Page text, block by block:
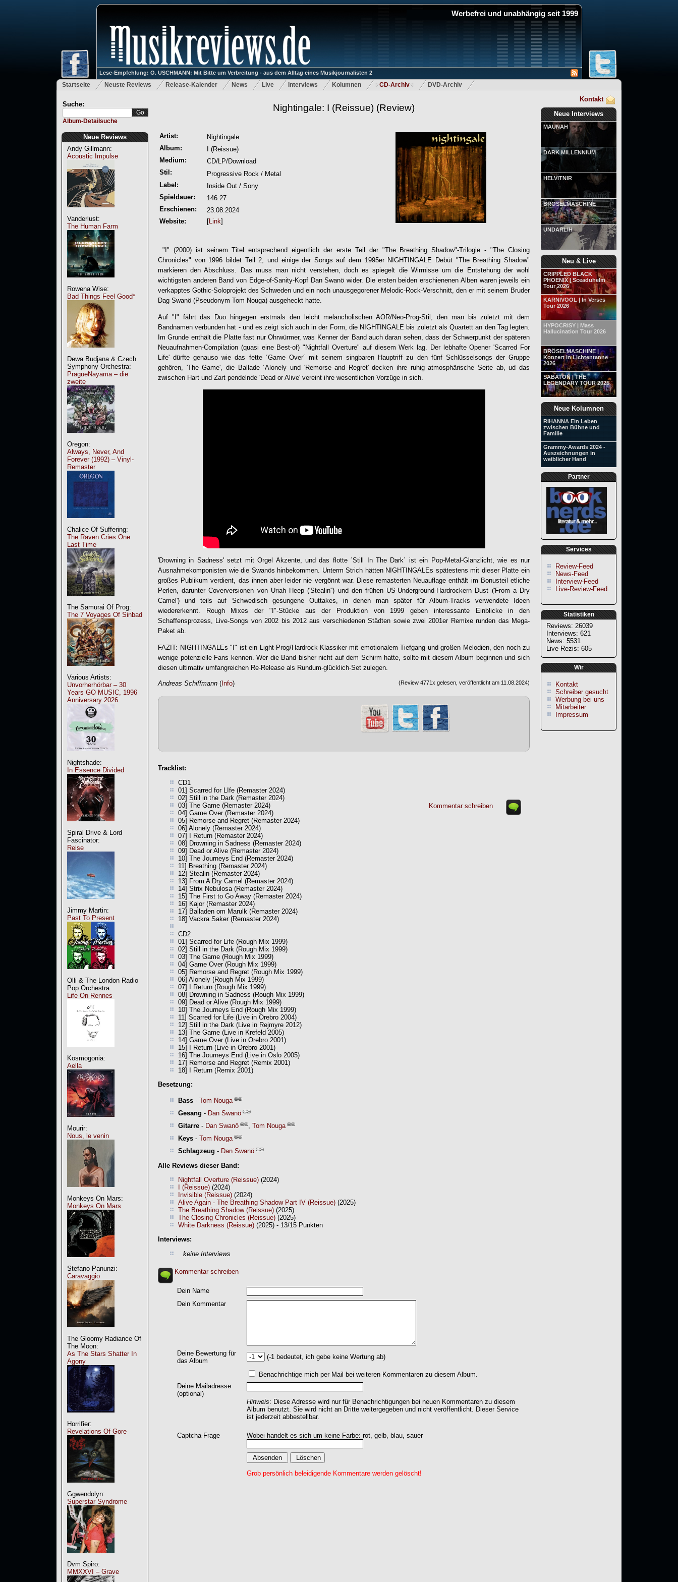
Werbefrei und unabhängig seit 1999
Lese-Empfehlung: O. USCHMANN: Mit Bitte um Verbreitung - aus dem Alltag eines Musikjournalisten 2
Startseite Neuste Reviews Release-Kalender News Live Interviews Kolumnen CD-Archiv DVD-Archiv
Suche:
Album-Detailsuche
Neue Reviews
Andy Gillmann:
Acoustic Impulse
Vanderlust:
The Human Farm
Rowena Wise:
Bad Things Feel Good*
Dewa Budjana & Czech
Symphony Orchestra:
PragueNayama – die
zweite
Oregon:
Always, Never, And
Forever (1992) – Vinyl-
Remaster
Chalice Of Suffering:
The Raven Cries One
Last Time
The Samurai Of Prog:
The 7 Voyages Of Sinbad
Various Artists:
Unvorherhörbar – 30
Years GO MUSIC, 1996
Anniversary 2026
Nightshade:
In Essence Divided
Spiral Drive & Lord
Fascinator:
Reise
Jimmy Martin:
Past To Present
Olli & The London Radio
Pop Orchestra:
Life On Rennes
Kosmogonia:
Aella
Mourir:
Nous, le venin
Monkeys On Mars:
Monkeys On Mars
Stefano Panunzi:
Caravaggio
The Gloomy Radiance Of
The Moon:
As The Stars Shatter In
Agony
Horrifier:
Revelations Of Gore
Ggwendolyn:
Superstar Syndrome
Dvm Spiro:
MMXXVI – Grave
Kontakt
Neue Interviews
MAUNAH
DARK MILLENNIUM
HELVITNIR
BRÖSELMASCHINE
UNDARLIH
Neu & Live
CRIPPLED BLACK
PHOENIX | Sceaduhelm
Tour 2026
KARNIVOOL | In Verses
Tour 2026
HYPOCRISY | Mass
Hallucination Tour 2026
BRÖSELMASCHINE |
Konzert in Lichtentanne
2026
SABATON | THE
LEGENDARY TOUR 2025
Neue Kolumnen
RIHANNA Ein Leben
zwischen Bühne und
Familie
Grammy-Awards 2024 -
Auszeichnungen in
weiblicher Hand
Partner
Services
Review-Feed
News-Feed
Interview-Feed
Live-Review-Feed
Statistiken
Reviews: 26039
Interviews: 621
News: 5531
Live-Rezis: 605
Wir
Kontakt
Schreiber gesucht
Werbung bei uns
Mitarbeiter
Impressum
Nightingale: I (Reissue) (Review)
Artist:
Nightingale
Album:
I (Reissue)
Medium:
CD/LP/Download
Stil:
Progressive Rock / Metal
Label:
Inside Out / Sony
Spieldauer:
146:27
Erschienen:
23.08.2024
Website:
[Link]
"I" (2000) ist seinem Titel entsprechend eigentlich der erste Teil der "The Breathing Shadow"-Trilogie - "The Closing
Chronicles" von 1996 bildet Teil 2, und einige der Songs auf dem 1995er NIGHTINGALE Debüt "The Breathing Shadow"
markieren den Abschluss. Das muss man nicht verstehen, doch es spiegelt die Wirrnisse um die Entstehung der wohl
wichtigsten anderen Band von Edge-of-Sanity-Kopf Dan Swanö wider. Die ersten beiden erschienenen Alben waren jeweils ein
verkapptes Gothic-Soloprojekt des Schweden und ein noch unausgegorener Melodic-Rock-Verschnitt, den er mit seinem Bruder
Dag Swanö (Pseudonym Tom Nouga) ausgeheckt hatte.
Auf "I" fährt das Duo hingegen erstmals den leicht melancholischen AOR/Neo-Prog-Stil, den man bis zuletzt mit dem
Bandnamen verbunden hat - und es zeigt sich auch in der Form, die NIGHTINGALE bis zuletzt als Quartett an den Tag legten.
Im Grunde enthält die Platte fast nur Ohrwürmer, was Kenner der Band auch daran sehen, dass der Schwerpunkt der späteren
Neuaufnahmen-Compilation (quasi eine Best-of) "Nightfall Overture" auf diesem Werk lag. Der lebhafte Opener 'Scarred For
Life' dürfte genauso wie das fette ´Game Over´ mit seinem singbaren Hauptriff zu den fünf Schlüsselsongs der Gruppe
gehören, 'The Game', die Ballade ´Alonely und 'Remorse and Regret' decken ihre ruhig atmosphärische Seite ab, ud das
zwischen Hart und Zart pendelnde 'Dead or Alive' vereint ihre wesentlichen Vorzüge in sich.
'Drowning in Sadness' setzt mit Orgel Akzente, und das flotte ´Still In The Dark´ ist ein Pop-Metal-Glanzlicht, wie es nur
Ausnahmekomponisten wie die Swanös hinbekommen. Unterm Strich hätten NIGHTINGALEs spätestens mit dieser Platte ein
großes Publikum verdient, das ihnen aber leider nie vergönnt war. Diese remasterten Neuauflage enthält im Bonusteil etliche
Perlen, darunter Coverversionen von Uriah Heep ('Stealin'') und den frühen US-Underground-Hardrockern Dust ('From a Dry
Camel') und teils auf Schwedisch gesungene Outtakes, in denen man später für Album-Tracks verwendete Ideen
wiedererkennt. Rough Mixes der "I"-Stücke aus der Produktion von 1999 geben interessante Einblicke in den
Schaffensprozess, Live-Songs von 2002 bis 2012 aus verschiedenen Städten sowie zwei 2001er Remixe runden das Mega-
Paket ab.
FAZIT: NIGHTINGALEs "I" ist ein Light-Prog/Hardrock-Klassiker mit emotionalem Tiefgang und großen Melodien, den noch zu
wenige potenzielle Fans kennen. Wer die Band bisher nicht auf dem Schirm hatte, sollte mit diesem Album beginnen und sich
diesen ultimativ umfangreichen Re-Release als Rundum-glücklich-Set zulegen.
Andreas Schiffmann ( Info) (Review 4771x gelesen, veröffentlicht am 11.08.2024)
Kommentar schreiben
Tracklist:
CD1
01] Scarred for LIfe (Remaster 2024)
02] Still in the Dark (Remaster 2024)
03] The Game (Remaster 2024)
04] Game Over (Remaster 2024)
05] Remorse and Regret (Remaster 2024)
06] Alonely (Remaster 2024)
07] I Return (Remaster 2024)
08] Drowning in Sadness (Remaster 2024)
09] Dead or Alive (Remaster 2024)
10] The Journeys End (Remaster 2024)
11] Breathing (Remaster 2024)
12] Stealin (Remaster 2024)
13] From A Dry Camel (Remaster 2024)
14] Strix Nebulosa (Remaster 2024)
15] The First to Go Away (Remaster 2024)
16] Kajor (Remaster 2024)
17] Balladen om Marulk (Remaster 2024)
18] Vackra Saker (Remaster 2024)
CD2
01] Scarred for Life (Rough Mix 1999)
02] Still in the Dark (Rough Mix 1999)
03] The Game (Rough Mix 1999)
04] Game Over (Rough Mix 1999)
05] Remorse and Regret (Rough Mix 1999)
06] Alonely (Rough Mix 1999)
07] I Return (Rough Mix 1999)
08] Drowning in Sadness (Rough Mix 1999)
09] Dead or Alive (Rough Mix 1999)
10] The Journeys End (Rough Mix 1999)
11] Scarred for Life (Live in Orebro 2004)
12] Still in the Dark (Live in Rejmyre 2012)
13] The Game (Live in Krefeld 2005)
14] Game Over (Live in Orebro 2001)
15] I Return (Live in Orebro 2001)
16] The Journeys End (Live in Oslo 2005)
17] Remorse and Regret (Remix 2001)
18] I Return (Remix 2001)
Besetzung:
Bass - Tom Nouga
Gesang - Dan Swanö
Gitarre - Dan Swanö , Tom Nouga
Keys - Tom Nouga
Schlagzeug - Dan Swanö
Alle Reviews dieser Band:
Nightfall Overture (Reissue) (2024)
I (Reissue) (2024)
Invisible (Reissue) (2024)
Alive Again - The Breathing Shadow Part IV (Reissue) (2025)
The Breathing Shadow (Reissue) (2025)
The Closing Chronicles (Reissue) (2025)
White Darkness (Reissue) (2025) - 13/15 Punkten
Interviews:
keine Interviews
Kommentar schreiben
Dein Name
Dein Kommentar
Deine Bewertung für
das Album
(-1 bedeutet, ich gebe keine Wertung ab)
Benachrichtige mich per Mail bei weiteren Kommentaren zu diesem Album.
Deine Mailadresse
(optional)
Hinweis: Diese Adresse wird nur für Benachrichtigungen bei neuen Kommentaren zu diesem
Album benutzt. Sie wird nicht an Dritte weitergegeben und nicht veröffentlicht. Dieser Service
ist jederzeit abbestellbar.
Captcha-Frage Wobei handelt es sich um keine Farbe: rot, gelb, blau, sauer
Grob persönlich beleidigende Kommentare werden gelöscht!